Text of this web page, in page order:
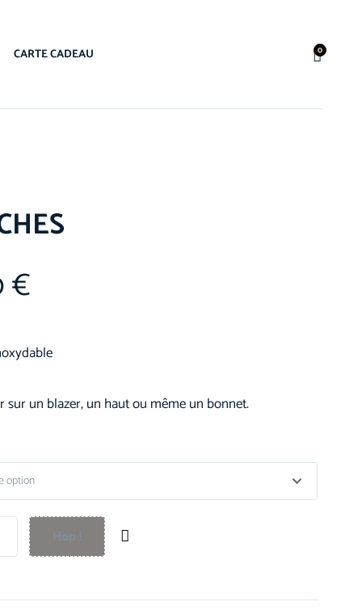
CARTE CADEAU 0
€
sur un blazer, un haut ou même un bonnet.
Hop !